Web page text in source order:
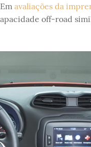
avaliações da
off-road